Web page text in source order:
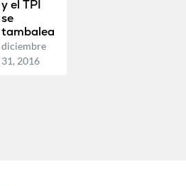
y el TPI
se
tambalea
diciembre
31, 2016